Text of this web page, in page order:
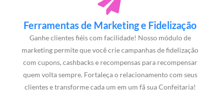
Ferramentas de Marketing e Fidelização
Ganhe clientes fiéis com facilidade! Nosso módulo de
marketing permite que você crie campanhas de fidelização
com cupons, cashbacks e recompensas para recompensar
quem volta sempre. Fortaleça o relacionamento com seus
clientes e transforme cada um em um fã sua Confeitaria!